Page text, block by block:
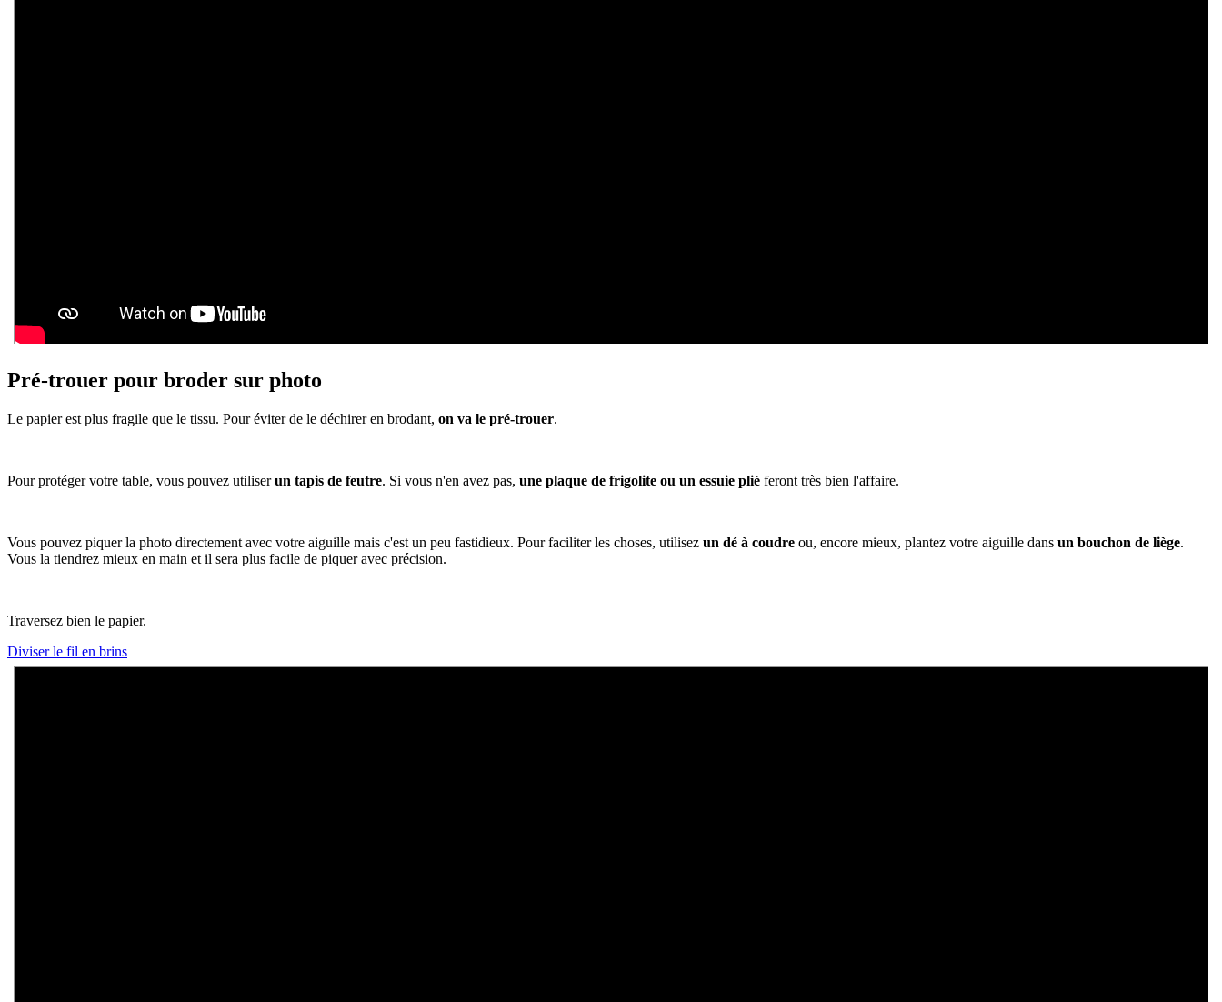
Pré-trouer pour broder sur photo
Le papier est plus fragile que le tissu. Pour éviter de le déchirer en brodant, on va le pré-trouer.
Pour protéger votre table, vous pouvez utiliserun tapis de feutre. Si vous n'en avez pas, une plaque de frigolite ou un essuie plié feront très bien l'affaire.
Vous pouvez piquer la photo directement avec votre aiguille mais c'est un peu fastidieux. Pour faciliter les choses, utilisez un dé à coudre ou, encore mieux, plantez votre aiguille dans un bouchon de liège.
Vous la tiendrez mieux en main et il sera plus facile de piquer avec précision.
Traversez bien le papier.
Diviser le fil en brins